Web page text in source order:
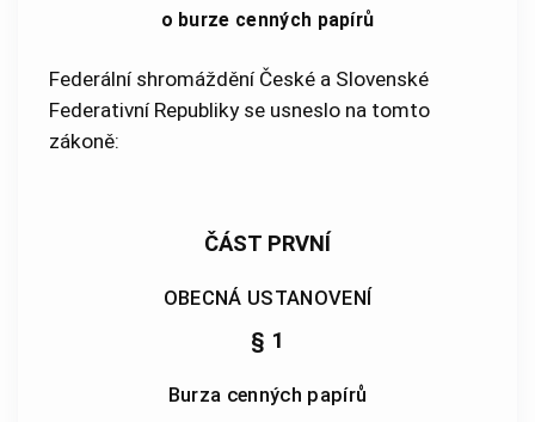
o burze cenných papírů
Federální shromáždění České a Slovenské
Federativní Republiky se usneslo na tomto
zákoně:
ČÁST PRVNÍ
OBECNÁ USTANOVENÍ
§ 1
Burza cenných papírů